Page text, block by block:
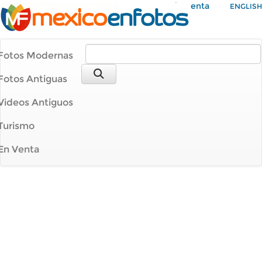
Mi Cuenta ENGLISH
Modernas
Antiguas
Antiguos
Venta